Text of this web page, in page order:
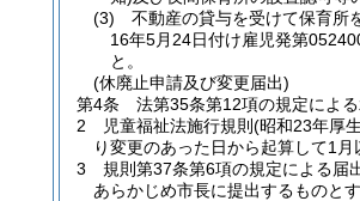
(3)
不動産の貸与を受けて保育所
16年5月24日付け雇児発第
と。
(休廃止申請及び変更届出)
第4条
法第35条第12項の規定によ
2
児童福祉法施行規則 (昭和23年厚
り変更のあった日から起算して1月
3
規則第37条第6項の規定による届
あらかじめ市長に提出するものとす